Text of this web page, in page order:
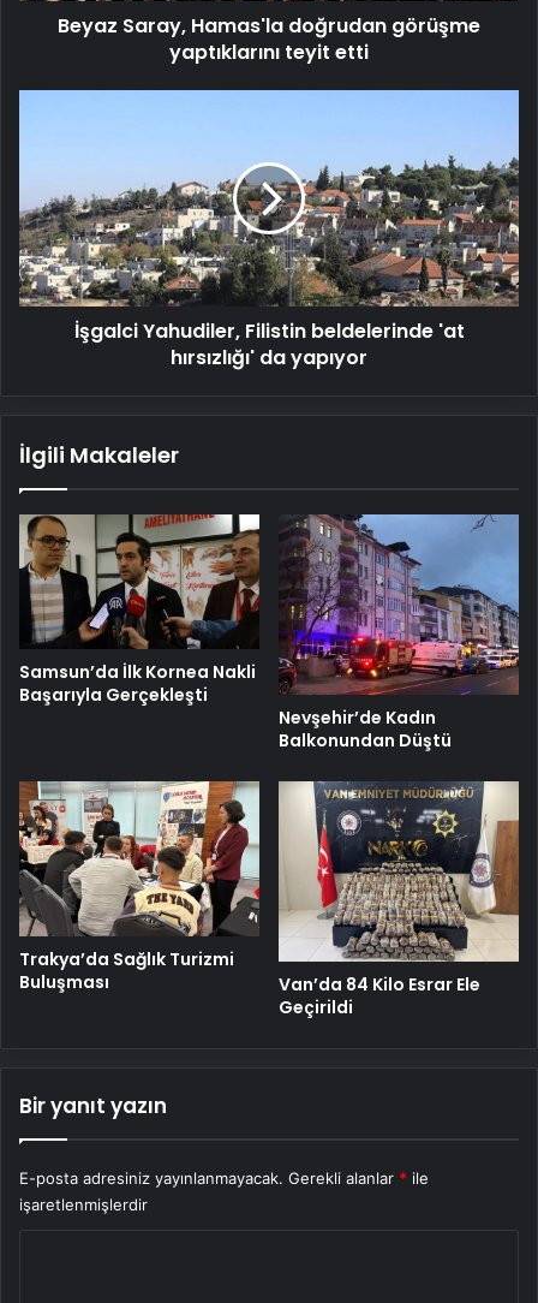
Beyaz Saray, Hamas'la doğrudan görüşme
yaptıklarını teyit etti
hırsızlığı'
da
yapıyor
İşgalci Yahudiler, Filistin beldelerinde 'at
hırsızlığı' da yapıyor
İlgili Makaleler
Samsun’da İlk Kornea Nakli
Başarıyla Gerçekleşti
Nevşehir’de Kadın
Balkonundan Düştü
Trakya’da Sağlık Turizmi
Buluşması
Van’da 84 Kilo Esrar Ele
Geçirildi
Bir yanıt yazın
E-posta adresiniz yayınlanmayacak. Gerekli alanlar * ile
işaretlenmişlerdir